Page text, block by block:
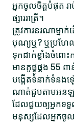
អ្នកចូលចិត្តបំផុត រ
ផ្សាររាត្រី។
ត្រូវការនរណាម្នា
បុណ្យឬ? ឬប្រហែល
ទុកដាក់ខ្លាំងចំពោ
មានគូផ្គូផ្គង 55
បង្កើតទំនាក់ទំនង
ណាត់ជួបតាមអនឡ
ដែលជួយឲ្យអ្នកទ
មនុស្សដែលអ្នកចូល